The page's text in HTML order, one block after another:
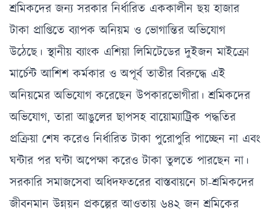
শ্রমিকদের জন্য সরকার নির্ধারিত এককালীন ছয় হাজার
টাকা প্রাপ্তিতে ব্যাপক অনিয়ম ও ভোগান্তির অভিযোগ
উঠেছে। স্থানীয় ব্যাংক এশিয়া লিমিটেডের দুইজন মাইক্রো
মার্চেন্ট আশিশ কর্মকার ও অপূর্ব তাতীর বিরুদ্ধে এই
অনিয়মের অভিযোগ করেছেন উপকারভোগীরা। শ্রমিকদের
অভিযোগ, তারা আঙুলের ছাপসহ বায়োম্যাট্রিক পদ্ধতির
প্রক্রিয়া শেষ করেও নির্ধারিত টাকা পুরোপুরি পাচ্ছেন না এবং
ঘন্টার পর ঘন্টা অপেক্ষা করেও টাকা তুলতে পারছেন না।
সরকারি সমাজসেবা অধিদফতরের বাস্তবায়নে চা-শ্রমিকদের
জীবনমান উন্নয়ন প্রকল্পের আওতায় ৬৪২ জন শ্রমিকের